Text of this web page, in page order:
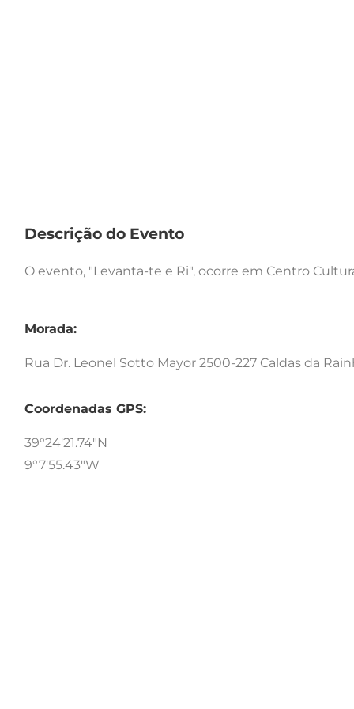
Descrição do Evento
O evento, "Levanta-te e Ri", ocorre em Centro
Morada:
Rua Dr. Leonel Sotto Mayor 2500-227 Caldas da
Coordenadas GPS:
39°24'21.74"N
9°7'55.43"W